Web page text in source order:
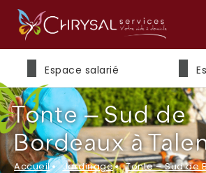
Espace salarié
Tonte – Sud de
Bordeaux à
Accueil Jardinage
Tonte – Sud de
Prénom*
Nom*